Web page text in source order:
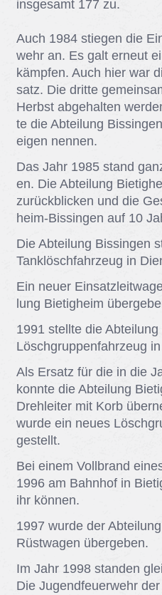
ins­ge­samt 177 zu.
Auch 1984 stie­gen die
wehr an. Es galt er­neut
kämp­fen. Auch hier war
satz. Die drit­te
Herbst ab­ge­hal­ten
te die Ab­tei­lung
ei­gen nen­nen.
Das Jahr 1985 stand
en. Die Ab­tei­lung
zu­rück­bli­cken und die
heim-Bis­sin­gen auf 10
Die Ab­tei­lung Bis­sin­gen
Tank­lösch­fahr­zeug in
Ein neu­er
lung Bie­tig­heim
1991 stell­te die
Lösch­grup­pen­fahr­zeug
Als Er­satz für die in die
konn­te die Ab­tei­lung
Dreh­lei­ter mit Korb
wur­de ein neu­es
ge­stellt.
Bei ei­nem Voll­brand
1996 am Bahn­hof in
ihr kön­nen.
1997 wur­de der
Rüst­wa­gen über­ge­ben.
Im Jahr 1998 stan­den
Die Ju­gend­feu­er­wehr